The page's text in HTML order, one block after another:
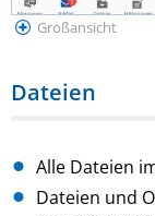
Großansicht
Dateien
Alle Dateien
Dateien und